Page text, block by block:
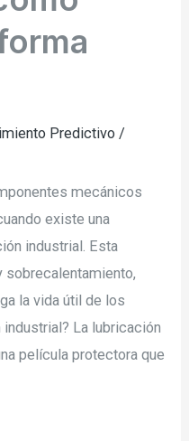
Predictivo /
mecánicos
existe una
industrial. Esta
la vida útil de los
La lubricación
película protectora que